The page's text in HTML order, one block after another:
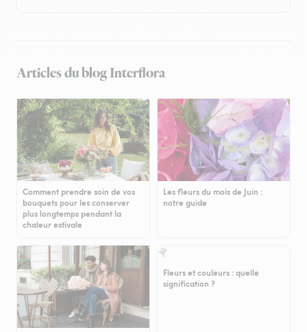
Articles du blog Interflora
Comment prendre soin de vos
bouquets pour les conserver
plus longtemps pendant la
chaleur estivale
Les fleurs du mois de Juin :
notre guide
Fleurs et couleurs : quelle
signification ?